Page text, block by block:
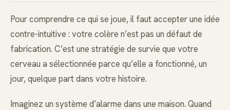
Pour comprendre ce qui se joue, il faut accepter une idée
contre-intuitive : votre colère n’est pas un défaut de
fabrication. C’est une stratégie de survie que votre
cerveau a sélectionnée parce qu’elle a fonctionné, un
jour, quelque part dans votre histoire.
Imaginez un système d’alarme dans une maison. Quand